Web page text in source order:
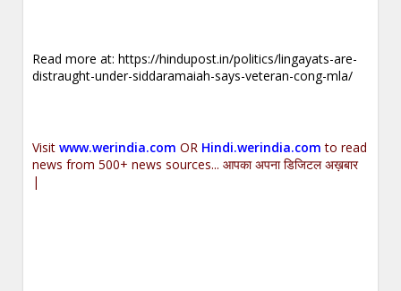
Read more at:https://hindupost.in/politics/lingayats-are-
distraught-under-siddaramaiah-says-veteran-cong-mla/
Visitwww.werindia.com OR Hindi.werindia.com to read
news from 500+ news sources... आपका अपना डिजिटल अख़बार
|